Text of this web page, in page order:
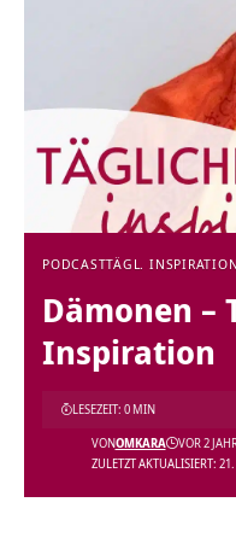
PODCASTTÄGL. INSPIRATION
Dämonen –
Inspiration
ZULETZT AKTUALISIERT:
VONOMKARA VOR 2
LESEZEIT: 0 MIN